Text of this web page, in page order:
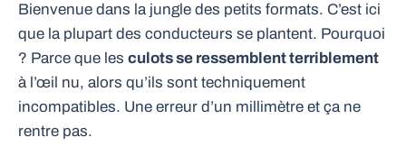
Bienvenue dans la jungle des petits formats. C’est ici
que la plupart des conducteurs se plantent. Pourquoi
? Parce que les culots se ressemblent terriblement
à l’œil nu, alors qu’ils sont techniquement
incompatibles. Une erreur d’un millimètre et ça ne
rentre pas.